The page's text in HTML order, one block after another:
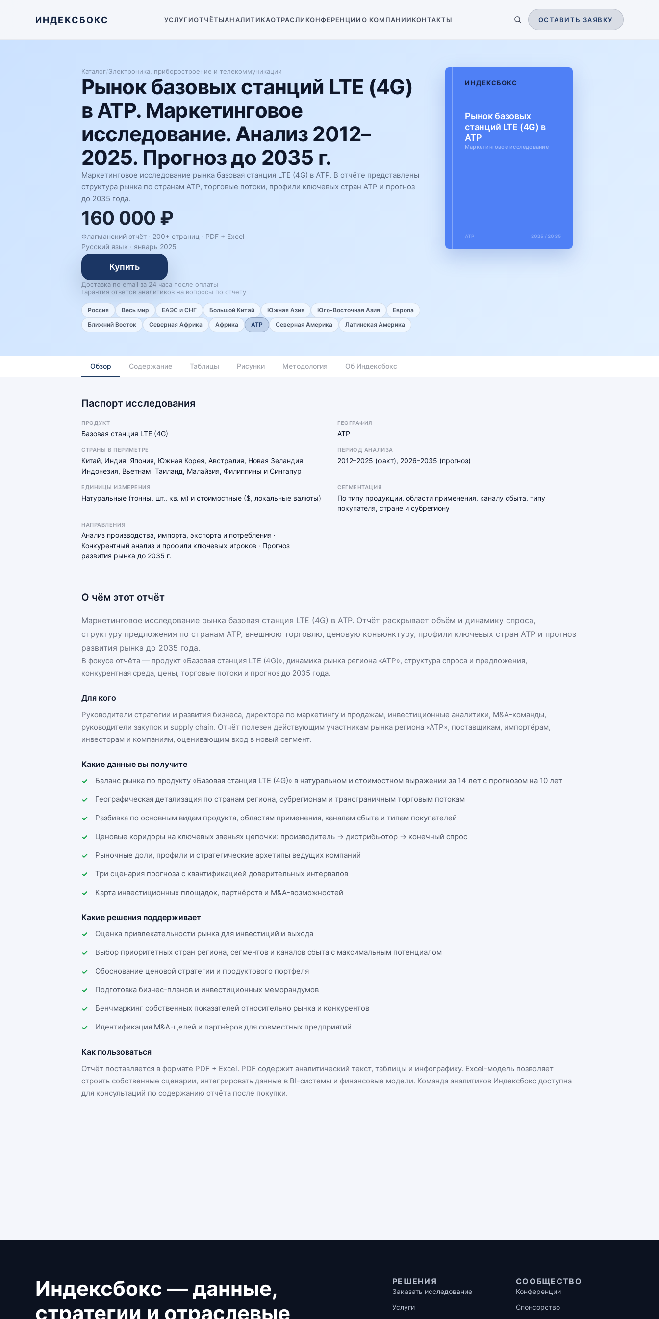
ИНДЕКСБОКС УСЛУГИОТЧЁТЫАНАЛИТИКАОТРАСЛИКОНФЕРЕНЦИИО КОМПАНИИКОНТАКТЫ ОСТАВИТЬ ЗАЯВКУ
Каталог/Электроника, приборостроение и телекоммуникации
Рынок базовых станций LTE (4G)
в АТР. Маркетинговое
исследование. Анализ 2012–
2025. Прогноз до 2035 г.
Маркетинговое исследование рынка базовая станция LTE (4G) в АТР. В отчёте представлены
структура рынка по странам АТР, торговые потоки, профили ключевых стран АТР и прогноз
до 2035 года.
160 000 ₽
Флагманский отчёт · 200+ страниц · PDF + Excel
Русский язык · январь 2025
Купить
Доставка по email за 24 часа после оплаты
Гарантия ответов аналитиков на вопросы по отчёту
Россия Весь мир ЕАЭС и СНГ Большой Китай Южная Азия Юго-Восточная Азия
Европа
Ближний Восток
Северная Африка Африка АТР Северная Америка Латинская Америка
ИНДЕКСБОКС
Рынок базовых
станций LTE (4G) в
АТР
Маркетинговое исследование
АТР 2025 / 2035
Обзор Содержание Таблицы Рисунки Методология Об Индексбокс
Паспорт исследования
ПРОДУКТ
Базовая станция LTE (4G)
ГЕОГРАФИЯ
АТР
СТРАНЫ В ПЕРИМЕТРЕ
Китай, Индия, Япония, Южная Корея, Австралия, Новая Зеландия,
Индонезия, Вьетнам, Таиланд, Малайзия, Филиппины и Сингапур
ПЕРИОД АНАЛИЗА
2012–2025 (факт), 2026–2035 (прогноз)
ЕДИНИЦЫ ИЗМЕРЕНИЯ
Натуральные (тонны, шт., кв. м) и стоимостные ($, локальные валюты)
СЕГМЕНТАЦИЯ
По типу продукции, области применения, каналу сбыта, типу
покупателя, стране и субрегиону
НАПРАВЛЕНИЯ
Анализ производства, импорта, экспорта и потребления ·
Конкурентный анализ и профили ключевых игроков · Прогноз
развития рынка до 2035 г.
О чём этот отчёт
Маркетинговое исследование рынка базовая станция LTE (4G) в АТР. Отчёт раскрывает объём и динамику спроса,
структуру предложения по странам АТР, внешнюю торговлю, ценовую конъюнктуру, профили ключевых стран АТР и прогноз
развития рынка до 2035 года.
В фокусе отчёта — продукт «Базовая станция LTE (4G)», динамика рынка региона «АТР», структура спроса и предложения,
конкурентная среда, цены, торговые потоки и прогноз до 2035 года.
Для кого
Руководители стратегии и развития бизнеса, директора по маркетингу и продажам, инвестиционные аналитики, M&A-команды,
руководители закупок и supply chain. Отчёт полезен действующим участникам рынка региона «АТР», поставщикам, импортёрам,
инвесторам и компаниям, оценивающим вход в новый сегмент.
Какие данные вы получите
Баланс рынка по продукту «Базовая станция LTE (4G)» в натуральном и стоимостном выражении за 14 лет с прогнозом на 10 лет
Географическая детализация по странам региона, субрегионам и трансграничным торговым потокам
Разбивка по основным видам продукта, областям применения, каналам сбыта и типам покупателей
Ценовые коридоры на ключевых звеньях цепочки: производитель → дистрибьютор → конечный спрос
Рыночные доли, профили и стратегические архетипы ведущих компаний
Три сценария прогноза с квантификацией доверительных интервалов
Карта инвестиционных площадок, партнёрств и M&A-возможностей
Какие решения поддерживает
Оценка привлекательности рынка для инвестиций и выхода
Выбор приоритетных стран региона, сегментов и каналов сбыта с максимальным потенциалом
Обоснование ценовой стратегии и продуктового портфеля
Подготовка бизнес-планов и инвестиционных меморандумов
Бенчмаркинг собственных показателей относительно рынка и конкурентов
Идентификация M&A-целей и партнёров для совместных предприятий
Как пользоваться
Отчёт поставляется в формате PDF + Excel. PDF содержит аналитический текст, таблицы и инфографику. Excel-модель позволяет
строить собственные сценарии, интегрировать данные в BI-системы и финансовые модели. Команда аналитиков Индексбокс доступна
для консультаций по содержанию отчёта после покупки.
Индексбокс — данные,
стратегии и отраслевые
РЕШЕНИЯ
Заказать исследование
Услуги
СООБЩЕСТВО
Конференции
Спонсорство